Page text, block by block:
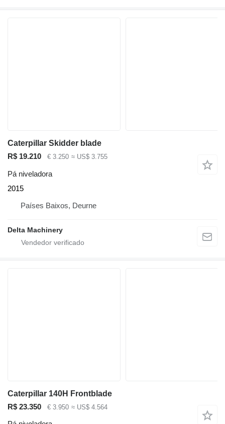
Caterpillar Skidder blade
R$ 19.210
€ 3.250 ≈ US$ 3.755
Pá niveladora
2015
Países Baixos, Deurne
Delta Machinery
Caterpillar 140H Frontblade
R$ 23.350
€ 3.950 ≈ US$ 4.564